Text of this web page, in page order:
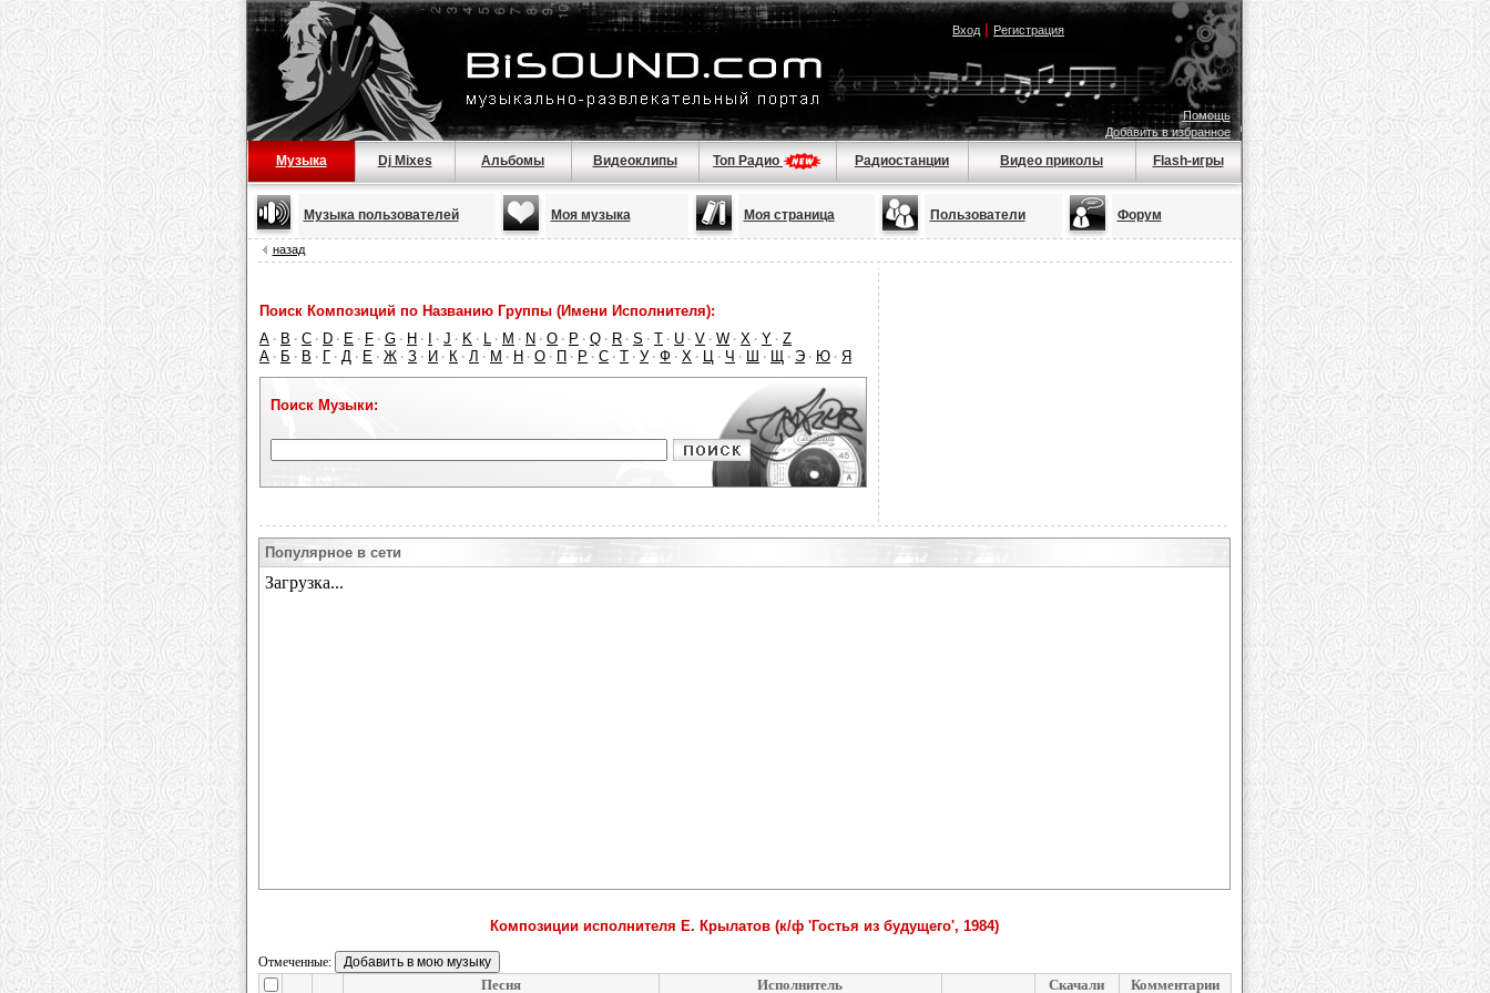
Вход| Регистрация
Помощь
Добавить в избранное
Музыка Dj Mixes Альбомы Видеоклипы Топ Радио Радиостанции Видео приколы Flash-игры
Музыка пользователей Моя музыка Моя страница Пользователи Форум
назад
Поиск Композиций по Названию Группы (Имени Исполнителя):
A · B · C · D · E · F · G · H · · J · K · L · M · N · O · P · Q · R · S · T · U · V · W · X · Y · Z
А · Б · В · Г · Д · Е · Ж · З · И · К · Л · М · Н · О · П · Р · С · Т · У · Ф · Х · Ц · Ч · Ш · Щ · Э · Ю · Я
Поиск Музыки:
Популярное в сети
Композиции исполнителя Е. Крылатов (к/ф 'Гостья из будущего', 1984)
Отмеченные:
Песня Исполнитель Скачали Комментарии